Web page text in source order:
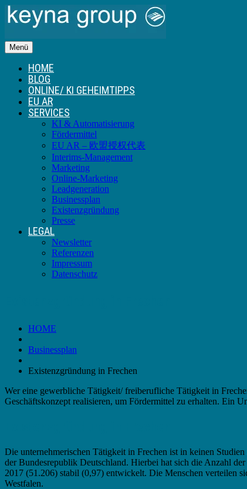
Menü
HOME
BLOG
ONLINE/ KI GEHEIMTIPPS
EU AR
SERVICES
KI & Automatisierung
Fördermittel
EU AR – 欧盟授权代表
Interims-Management
Marketing
Online-Marketing
Leadgeneration
Businessplan
Existenzgründung
Presse
LEGAL
Newsletter
Referenzen
Impressum
Datenschutz
HOME
Businessplan
Existenzgründung in Frechen
Wer eine gewerbliche Tätigkeit/ freiberufliche Tätigkeit in
Geschäftskonzept realisieren, um Fördermittel zu erhalten. Ein
Die unternehmerischen Tätigkeit in Frechen ist in keinen
der Bundesrepublik Deutschland. Hierbei hat sich die Anzahl
2017 (51.206) stabil (0,97) entwickelt. Die Menschen verteilen
Westfalen.